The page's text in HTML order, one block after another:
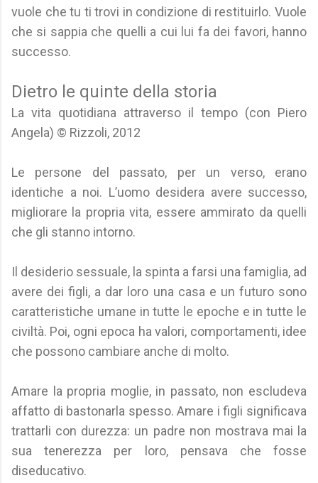
vuole che tu ti trovi in condizione di restituirlo. Vuole
che si sappia che quelli a cui lui fa dei favori, hanno
successo.
Dietro le quinte della storia
La vita quotidiana attraverso il tempo (con Piero
Angela) © Rizzoli, 2012
Le persone del passato, per un verso, erano
identiche a noi. L’uomo desidera avere successo,
migliorare la propria vita, essere ammirato da quelli
che gli stanno intorno.
Il desiderio sessuale, la spinta a farsi una famiglia, ad
avere dei figli, a dar loro una casa e un futuro sono
caratteristiche umane in tutte le epoche e in tutte le
civiltà. Poi, ogni epoca ha valori, comportamenti, idee
che possono cambiare anche di molto.
Amare la propria moglie, in passato, non escludeva
affatto di bastonarla spesso. Amare i figli significava
trattarli con durezza: un padre non mostrava mai la
sua tenerezza per loro, pensava che fosse
diseducativo.